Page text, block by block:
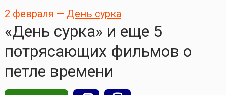
2 февраля — День сурка
«День сурка» и еще 5
потрясающих фильмов о
петле времени